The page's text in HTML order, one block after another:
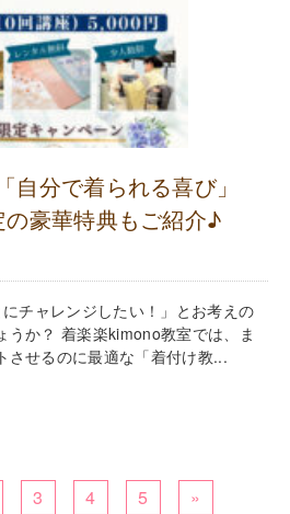
自分で着られる喜び」
豪華特典もご紹介♪
チャレンジしたい！」とお考えの
うか？ 着楽楽kimono教室では、ま
させるのに最適な「着付け教...
3 4 5 »